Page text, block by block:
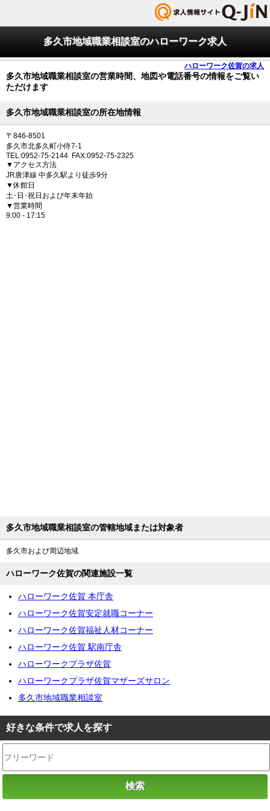
多久市地域職業相談室のハローワーク求人
ハローワーク佐賀の求人
多久市地域職業相談室の営業時間、地図や電話番号の情報をご覧い
ただけます
多久市地域職業相談室の所在地情報
〒846-8501
多久市北多久町小侍7-1
TEL:0952-75-2144 FAX:0952-75-2325
▼アクセス方法
JR唐津線 中多久駅より徒歩9分
▼休館日
土･日･祝日および年末年始
▼営業時間
9:00 - 17:15
多久市地域職業相談室の管轄地域または対象者
多久市および周辺地域
ハローワーク佐賀の関連施設一覧
ハローワーク佐賀 本庁舎
ハローワーク佐賀安定就職コーナー
ハローワーク佐賀福祉人材コーナー
ハローワーク佐賀 駅南庁舎
ハローワークプラザ佐賀
ハローワークプラザ佐賀マザーズサロン
多久市地域職業相談室
好きな条件で求人を探す